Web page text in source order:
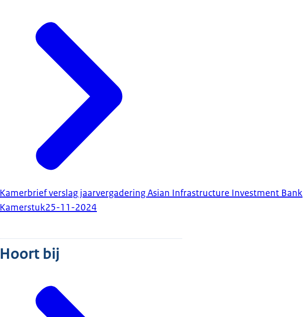
Kamerbrief verslag jaarvergadering Asian Infrastructure Investment Bank
Kamerstuk25-11-2024
Hoort bij